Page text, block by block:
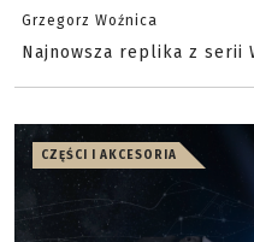
Grzegorz Woźnica
Najnowsza replika z serii
CZĘŚCI I AKCESORIA